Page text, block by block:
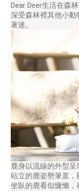
Dear Deer生活在森
深受森林裡其他小
著迷。
鹿身以流線的外型呈
站立的鹿姿勢筆直，
坐臥的鹿看似慵懶，